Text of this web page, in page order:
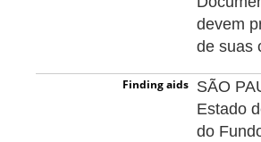
devem
de suas
Finding aids
SÃO
Estado
do